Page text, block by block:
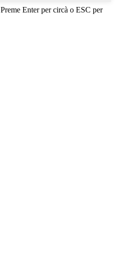
Preme Enter per circà o ESC per